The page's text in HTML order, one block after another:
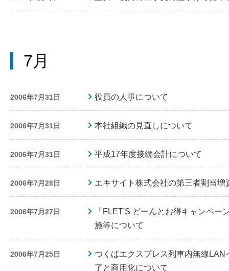
7月
2006年7月31日 役員の人事について
2006年7月31日 本社組織の見直しについて
2006年7月31日 平成17年度接続会計について
2006年7月28日 エキサイト株式会社の第三者割当増
2006年7月27日
「FLET'S どーんとお得キャンペ
施等について
2006年7月25日
つくばエクスプレス列車内無線
了と商用化について